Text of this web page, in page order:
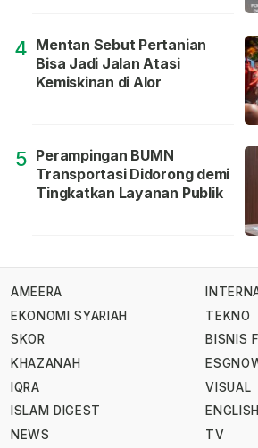
4 Mentan Sebut Pertanian
Bisa Jadi Jalan Atasi
Kemiskinan di Alor
5 Perampingan BUMN
Transportasi Didorong demi
Tingkatkan Layanan Publik
AMEERA
EKONOMI SYARIAH
SKOR
KHAZANAH
IQRA
ISLAM DIGEST
NEWS
TEKNO
BISNIS
VISUAL
ENGLISH
TV